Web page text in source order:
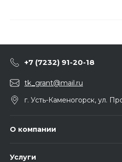
+7 (7232) 91-20-18
tk_grant@mail.ru
г. Усть-Каменогорск, ул.
О компании
Услуги